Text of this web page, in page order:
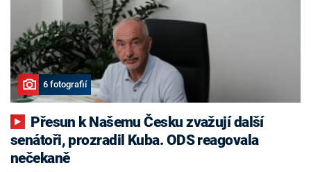
6 fotografií
senátoři, prozradil Kuba. ODS reagovala
nečekaně